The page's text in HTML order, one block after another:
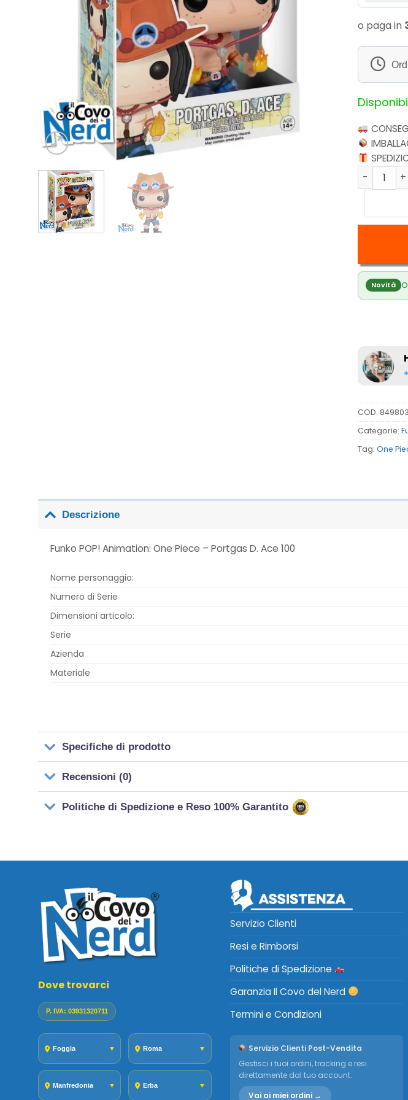
o paga in
Funko
Novità
COD:
Categorie:
Tag: One
Descrizione
Funko POP! Animation: One Piece – Portgas D. Ace 100
Nome personaggio:
Numero di Serie
Dimensioni articolo:
Serie
Azienda
Materiale
Specifiche di prodotto
Recensioni (0)
Politiche di Spedizione e Reso 100% Garantito
Dove trovarci
P. IVA: 03931320711
Foggia ▼ Roma ▼
Manfredonia ▼ Erba ▼
Servizio Clienti
Resi e Rimborsi
Politiche di Spedizione
Garanzia Il Covo del Nerd
Termini e Condizioni
Servizio Clienti Post-Vendita
Gestisci i tuoi ordini, tracking e resi
direttamente dal tuo account.
Vai ai miei ordini →